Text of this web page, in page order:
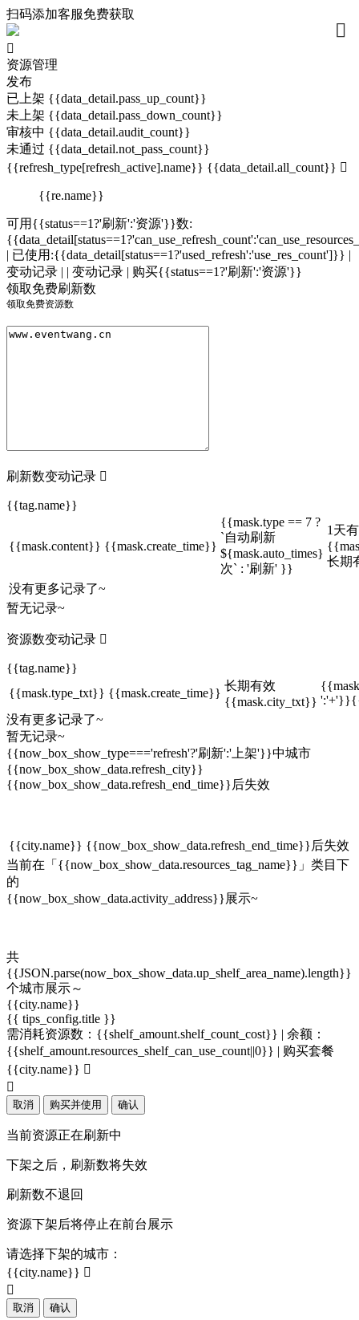
扫码添加客服免费获取

资源管理
发布
已上架 {{data_detail.pass_up_count}}
未上架 {{data_detail.pass_down_count}}
审核中 {{data_detail.audit_count}}
未通过 {{data_detail.not_pass_count}}
{{refresh_type[refresh_active].name}} {{data_detail.all_count}} 
{{re.name}}
可用{{status==1?'刷新':'资源'}}数:
| 已使用:{{data_detail[status==1?'used_refresh':'use_res_count']}} |
变动记录 | | 变动记录 | 购买{{status==1?'刷新':'资源'}}
领取免费刷新数
领取免费资源数
刷新数变动记录 
{{tag.name}}
{{mask.content}} {{mask.create_time}}
{{mask.type == 7 ?
`自动刷新
${mask.auto_times}
次` : '刷新' }}
1天
长期
没有更多记录了~
暂无记录~
资源数变动记录 
{{tag.name}}
{{mask.type_txt}} {{mask.create_time}}
长期有效
{{mask.city_txt}}
没有更多记录了~
暂无记录~
{{now_box_show_type==='refresh'?'刷新':'上架'}}中城市
{{now_box_show_data.refresh_city}}
{{now_box_show_data.refresh_end_time}}后失效
{{city.name}} {{now_box_show_data.refresh_end_time}}后失效
当前在「{{now_box_show_data.resources_tag_name}}」类目下
的
{{now_box_show_data.activity_address}}展示~
共
{{JSON.parse(now_box_show_data.up_shelf_area_name).length}}
个城市展示～
{{city.name}}
{{ tips_config.title }}
需消耗资源数：{{shelf_amount.shelf_count_cost}} | 余额：
{{shelf_amount.resources_shelf_can_use_count||0}} | 购买套餐
{{city.name}} 

取消 购买并使用 确认
当前资源正在刷新中
下架之后，刷新数将失效
刷新数不退回
资源下架后将停止在前台展示
请选择下架的城市：
{{city.name}} 

取消 确认


